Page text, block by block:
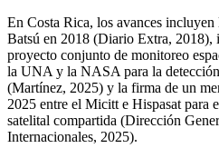
En Costa Rica, los avances incluyen
Batsú en 2018 (Diario Extra, 2018),
proyecto conjunto de monitoreo
la UNA y la NASA para la detección
(Martínez, 2025) y la firma de un
2025 entre el Micitt e Hispasat para
satelital compartida (Dirección
Internacionales, 2025).